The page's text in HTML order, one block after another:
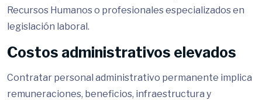
Recursos Humanos o profesionales especializados en
legislación laboral.
Costos administrativos elevados
Contratar personal administrativo permanente implica
remuneraciones, beneficios, infraestructura y